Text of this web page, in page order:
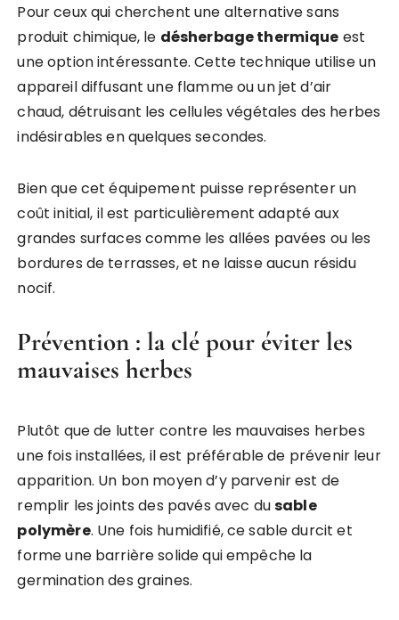
Pour ceux qui cherchent une alternative sans
produit chimique, le désherbage thermique est
une option intéressante. Cette technique utilise un
appareil diffusant une flamme ou un jet d’air
chaud, détruisant les cellules végétales des herbes
indésirables en quelques secondes.
Bien que cet équipement puisse représenter un
coût initial, il est particulièrement adapté aux
grandes surfaces comme les allées pavées ou les
bordures de terrasses, et ne laisse aucun résidu
nocif.
Prévention : la clé pour éviter les
mauvaises herbes
Plutôt que de lutter contre les mauvaises herbes
une fois installées, il est préférable de prévenir leur
apparition. Un bon moyen d’y parvenir est de
remplir les joints des pavés avec dusable
polymère. Une fois humidifié, ce sable durcit et
forme une barrière solide qui empêche la
germination des graines.